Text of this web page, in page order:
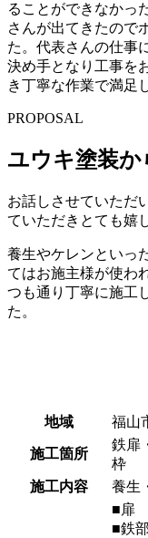
ることができなかっ
さんが出てきたので
た。代表さんの仕事
決め手となり工事を
き丁寧な作業で満足
PROPOSAL
ユウキ塗装
お話しさせていただ
ていただきとても嬉
養生やケレンといっ
てはお施主様が使わ
つも通り丁寧に施工
た。
地域 福山
施工箇所
鉄扉
枠
施工内容
養生
■扉
■鉄